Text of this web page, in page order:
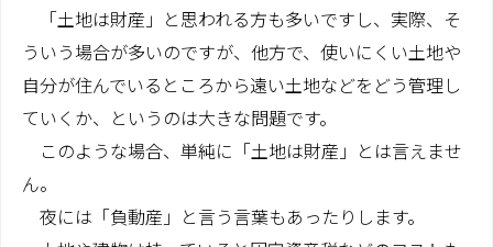
「土地は財産」と思われる方も多いですし、実際、そ
ういう場合が多いのですが、他方で、使いにくい土地や
自分が住んでいるところから遠い土地などをどう管理し
ていくか、というのは大きな問題です。
このような場合、単純に「土地は財産」とは言えませ
ん。
夜には「負動産」と言う言葉もあったりします。